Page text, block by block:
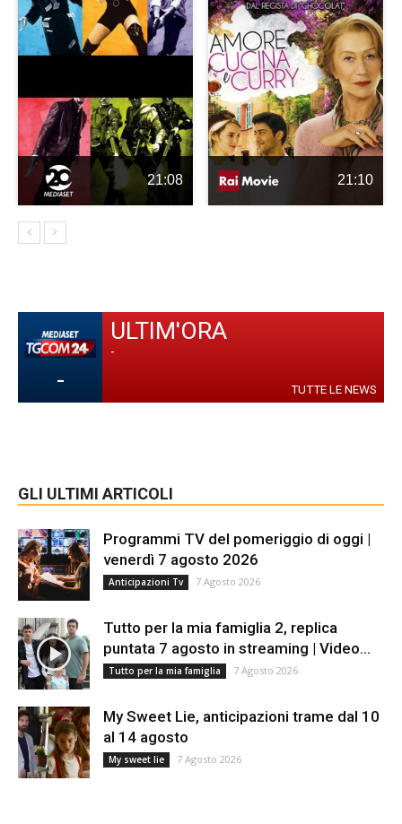
21:08 21:10
-
ULTIM'ORA
-
TUTTE LE NEWS
GLI ULTIMI ARTICOLI
Programmi TV del pomeriggio di oggi |
venerdì 7 agosto 2026
Anticipazioni Tv 7 Agosto 2026
Tutto per la mia famiglia 2, replica
puntata 7 agosto in streaming | Video...
Tutto per la mia famiglia 7 Agosto 2026
My Sweet Lie, anticipazioni trame dal 10
al 14 agosto
My sweet lie 7 Agosto 2026